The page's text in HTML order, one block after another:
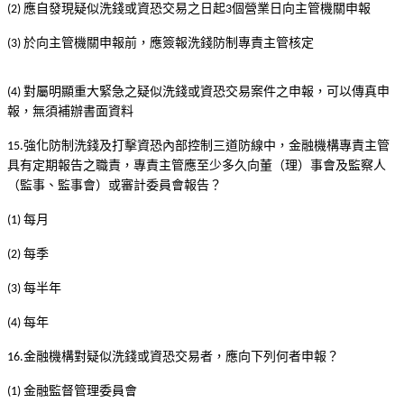
(2) 應自發現疑似洗錢或資恐交易之日起3個營業日向主管機關申報
(3) 於向主管機關申報前，應簽報洗錢防制專責主管核定
(4) 對屬明顯重大緊急之疑似洗錢或資恐交易案件之申報，可以傳真申
報，無須補辦書面資料
15.強化防制洗錢及打擊資恐內部控制三道防線中，金融機構專責主管
具有定期報告之職責，專責主管應至少多久向董（理）事會及監察人
（監事、監事會）或審計委員會報告？
(1) 每月
(2) 每季
(3) 每半年
(4) 每年
16.金融機構對疑似洗錢或資恐交易者，應向下列何者申報？
(1) 金融監督管理委員會